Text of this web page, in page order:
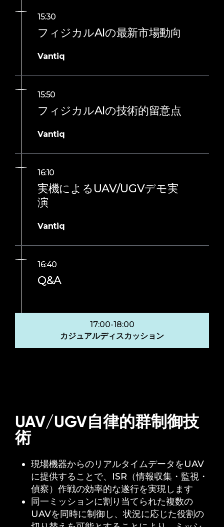
15:30
フィジカルAIの最新市場動向
Vantiq
15:50
フィジカルAIの技術的留意点
Vantiq
16:10
実機によるUAV/UGVデモ実
演
Vantiq
16:40
Q&A
17:00-18:00
カジュアルディスカッション
UAV/UGV自律的群制御技
術
現場機器からのリアルタイムデータをUAV
に提供することで、ISR（情報収集・監視・
偵察）作戦の効率的な遂行を実現します
同一ミッションに割り当てられた複数の
UAVを同時に制御し、状況に応じた役割の